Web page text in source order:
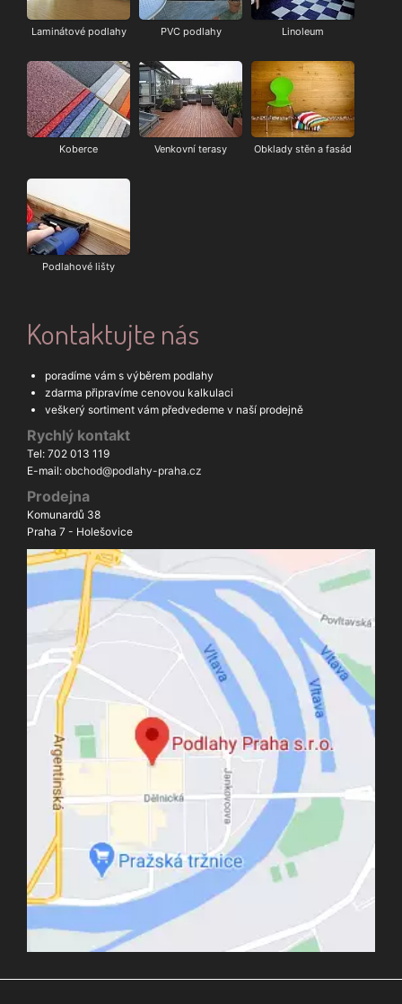
Laminátové podlahy PVC podlahy Linoleum
Koberce Venkovní terasy Obklady stěn a fasád
Podlahové lišty
Kontaktujte nás
poradíme vám s výběrem podlahy
zdarma připravíme cenovou kalkulaci
veškerý sortiment vám předvedeme v naší prodejně
Rychlý kontakt
Tel: 702 013 119
E-mail: obchod@podlahy-praha.cz
Prodejna
Komunardů 38
Praha 7 - Holešovice